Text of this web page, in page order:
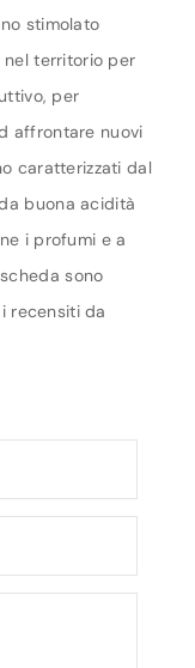
stimolato
territorio per
per
affrontare nuovi
caratterizzati dal
buona acidità
i profumi e a
sono
recensiti da